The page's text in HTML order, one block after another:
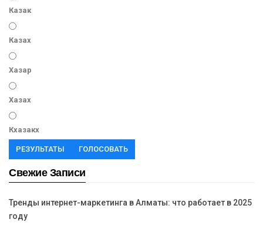
Казак
Казах
Хазар
Хазах
Кхазакх
РЕЗУЛЬТАТЫ ГОЛОСОВАТЬ
Свежие Записи
Тренды интернет-маркетинга в Алматы: что работает в 2025
году